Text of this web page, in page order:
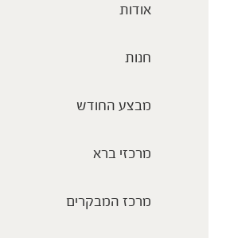
אודות
חנות
מבצע החודש
מרכזי ברא
מרכז המבקרים